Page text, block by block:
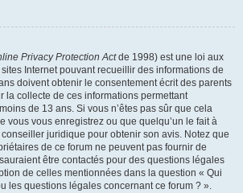
Privacy Protection Actde 1998) est une loi aux
Internet pouvant recueillir des informations de
doivent obtenir le consentement écrit des parents
la collecte de ces informations permettant
de 13 ans. Si vous n’êtes pas sûr que cela
vous vous enregistrez ou que quelqu’un le fait à
juridique pour obtenir son avis. Notez que
de ce forum ne peuvent pas fournir de
être contactés pour des questions légales
de celles mentionnées dans la question « Qui
les questions légales concernant ce forum ? ».